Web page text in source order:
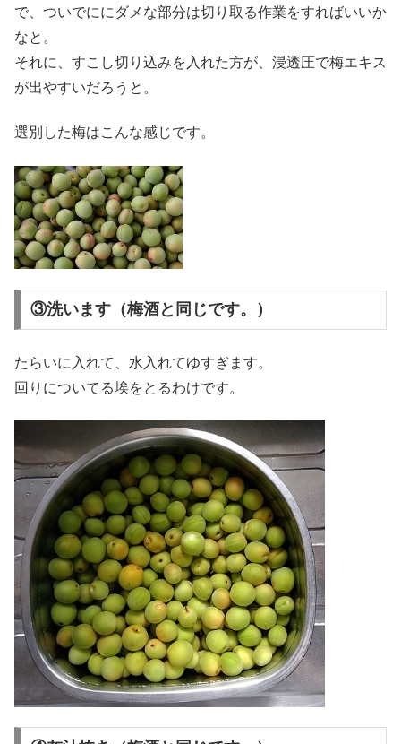
で、ついでににダメな部分は切り取る作業をすればいいか
なと。
それに、すこし切り込みを入れた方が、浸透圧で梅エキス
が出やすいだろうと。
選別した梅はこんな感じです。
③洗います（梅酒と同じです。）
たらいに入れて、水入れてゆすぎます。
回りについてる埃をとるわけです。